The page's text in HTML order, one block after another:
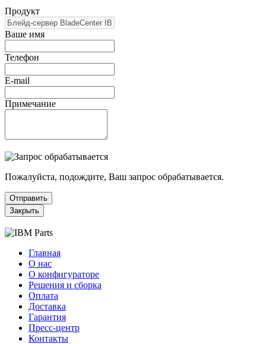
Продукт
Ваше имя
Телефон
E-mail
Примечание
Пожалуйста, подождите, Ваш запрос обрабатывается.
Отправить
Закрыть
Главная
О нас
О конфигураторе
Решения и сборка
Оплата
Доставка
Гарантия
Пресс-центр
Контакты